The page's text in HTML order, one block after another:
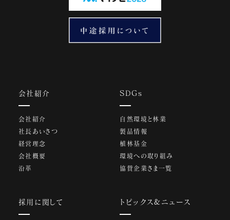
会社紹介
会社紹介
社長あいさつ
経営理念
会社概要
沿革
SDGs
自然環境と林業
製品情報
植林基金
環境への取り組み
協賛企業さま一覧
採用に関して トピックス&ニュース